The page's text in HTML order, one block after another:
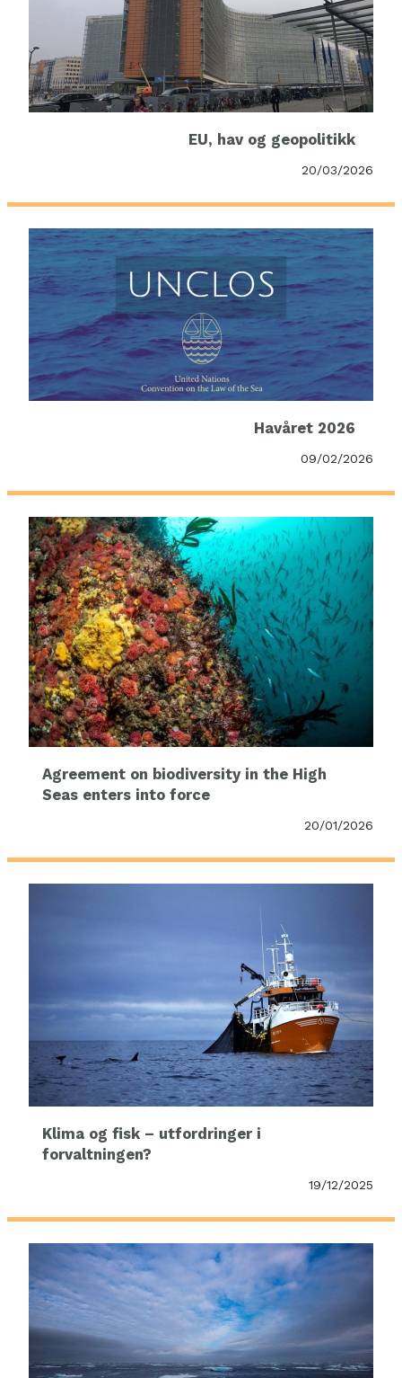
EU, hav og geopolitikk
20/03/2026
Havåret 2026
09/02/2026
Agreement on biodiversity in the High
Seas enters into force
20/01/2026
Klima og fisk – utfordringer i
forvaltningen?
19/12/2025